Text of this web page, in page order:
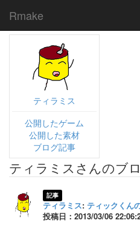
Rmake
ティラミス
公開したゲーム
公開した素材
ブログ記事
ティラミスさんのブ
記事
ティラミス: ティックくん
投稿日：2013/03/06 22:06:27 (